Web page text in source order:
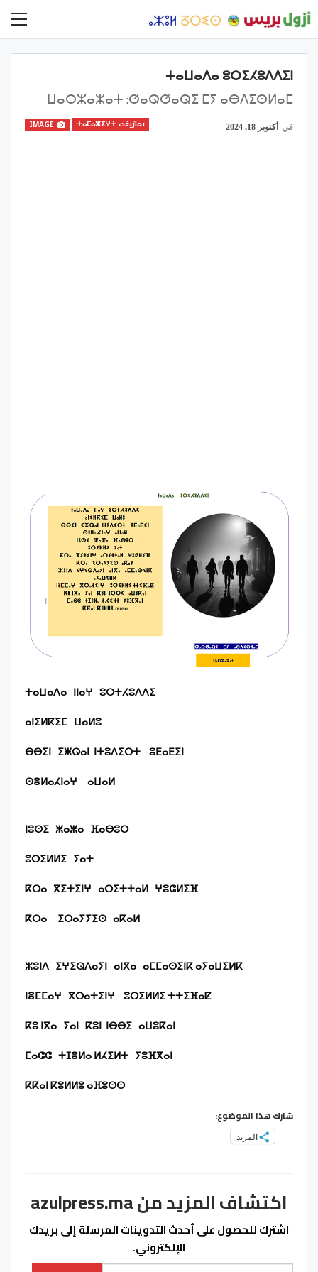
ⵜⴰⵡⴰⴷⴰ ⵓⵔⵉⵃⵓⴷⴷⵉⵏ
ⵡⴰⵔⵣⴰⵣⴰⵜ :ⵚⴰⵕⵚⴰⵕⵉ ⵎⵢ ⴰⴱⴷⵉⵙⵍⴰⵎ
تمازيغت ⵜⴰⵎⴰⵣⵉⵖⵜ في أكتوبر 18, 2024
ⵜⴰⵡⴰⴷⴰ ⵏⵏⴰⵖ ⵓⵔⵜⵃⵓⴷⴷⵉ
ⴰⵏⵉⵍⴽⵉⵎ ⵡⴰⵍⵓ
ⴱⴱⵉⵏ ⵉⵥⵕⴰⵏ ⵏⵜⵓⴷⵉⵔⵜ ⵓⴹⴰⴹⵉⵏ
ⵙⴻⵍⴰⵃⵏⴰⵖ ⴰⵡⴰⵍ
ⵏⵓⵙⵉ ⵥⴰⵥⴰ ⴼⴰⴱⵓⵔ
ⵓⵔⵉⵍⵍⵉ ⵢⴰⵜ
ⴽⵔⴰ ⴳⵉⵜⵉⵏⵖ ⴰⵔⵉⵜⵜⴰⵍ ⵖⵓⵛⵍⵉⴼ
ⴽⵔⴰ
ⵉⵔⴰⵢⵢⵉⵙ ⴰⴽⴰⵍ
ⵣⵓⵏⴷ ⵉⵖⵉⵕⴷⴰⵢⵏ ⴰⵏⴳⴰ ⴰⵎⵎⴰⵙⵉⵏⴽⴰⵢⴰⵡⵉⵍⴽ
ⵏⴻⵎⵎⴰⵖ ⴳⵔⴰⵜⵉⵏⵖ ⵓⵔⵉⵍⵍⵉⵜⵜⵉⴼⴰⵇ
ⴽⵓⵏⴳⴰ ⵢⴰⵏ ⴽⵓⵏ ⵏⴱⴱⵉ ⴰⵡⵓⴽⴰⵏ
ⵎⴰⵛⵛ ⵜⵊⴻⵍⴰⵍⵃⵉⵍⵜ ⵢⵓⴼⴳⴰⵏ
ⴽⴽⴰⵏⴽⵓⵍⵍⵓⴰⴼⵓⵙⵙ
شارك هذا الموضوع:
المزيد
اكتشاف المزيد من azulpress.ma
اشترك للحصول على أحدث التدوينات المرسلة إلى بريدك
الإلكتروني.
كتابة بريدك الإلكتروني...